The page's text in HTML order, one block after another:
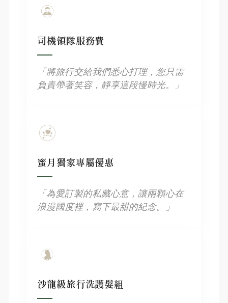
司機領隊服務費
「將旅行交給我們悉心打理，您只需
負責帶著笑容，靜享這段慢時光。」
蜜月獨家專屬優惠
「為愛訂製的私藏心意，讓兩顆心在
浪漫國度裡，寫下最甜的紀念。」
沙龍級旅行洗護髮組